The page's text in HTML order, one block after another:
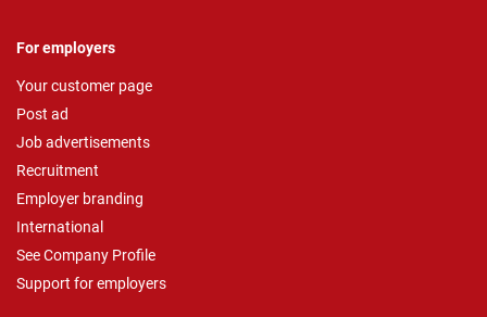
For employers
Your customer page
Post ad
Job advertisements
Recruitment
Employer branding
International
See Company Profile
Support for employers